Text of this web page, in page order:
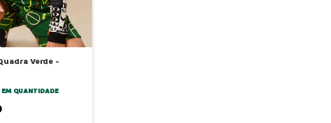
Verde -
EM QUANTIDADE